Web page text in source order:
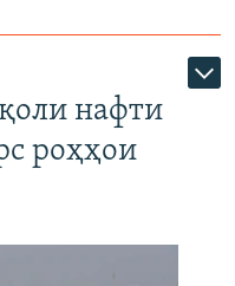
нафти
роҳҳои